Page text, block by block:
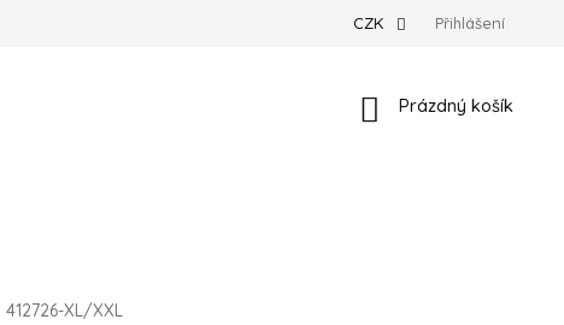
CZK Přihlášení
Nákupní košík
Prázdný košík
412726-XL/XXL